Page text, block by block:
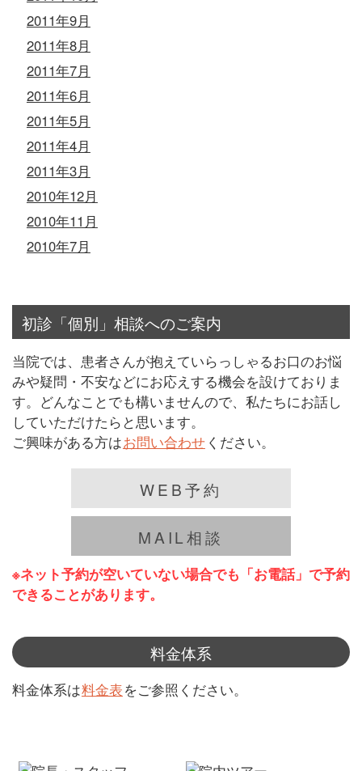
2011年9月
2011年8月
2011年7月
2011年6月
2011年5月
2011年4月
2011年3月
2010年12月
2010年11月
2010年7月
初診「個別」相談へのご案内
当院では、患者さんが抱えていらっしゃるお口のお悩
みや疑問・不安などにお応えする機会を設けておりま
す。どんなことでも構いませんので、私たちにお話し
していただけたらと思います。
ご興味がある方はお問い合わせ ください。
WEB予約
MAIL相談
※ネット予約が空いていない場合でも「お電話」で予約
できることがあります。
料金体系
料金体系は料金表をご参照ください。